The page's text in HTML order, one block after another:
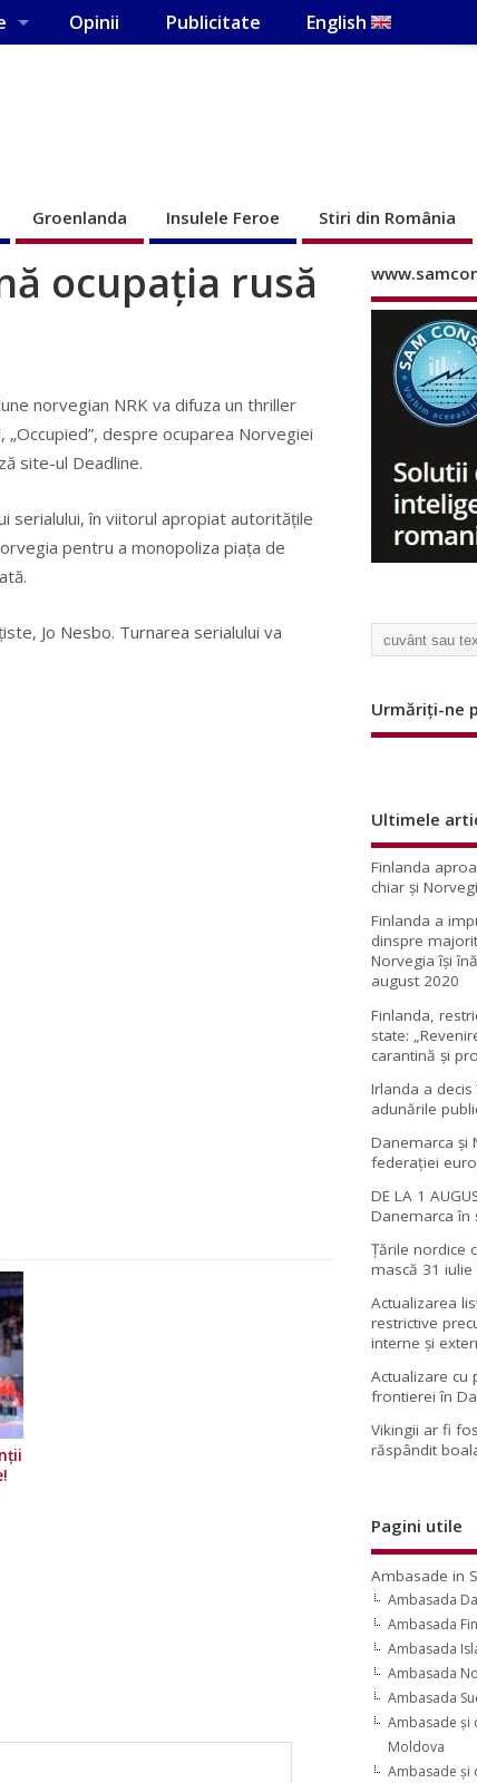
Opinii Publicitate English
Groenlanda Insulele Feroe Stiri din România
ocupaţia rusă
norvegian NRK va difuza un thriller
„Occupied”, despre ocuparea Norvegiei
site-ul Deadline.
serialului, în viitorul apropiat autorităţile
pentru a monopoliza piaţa de
Jo Nesbo. Turnarea serialului va
Urmăriți-ne
Ultimele
Finlanda
chiar și
Finlanda a
dinspre
Norvegia își
august 2020
Finlanda,
state:
carantină şi
Irlanda a
adunările
Danemarca și
federației
DE LA 1
Danemarca în
Țările nordice
mască 31 iulie
Actualizarea
restrictive
interne și
Actualizare cu
frontierei în
Vikingii ar fi
răspândit
Pagini utile
Ambasade in
Ambasada
Ambasada
Ambasada
Ambasada
Ambasada
Ambasade şi
Moldova
Ambasade şi